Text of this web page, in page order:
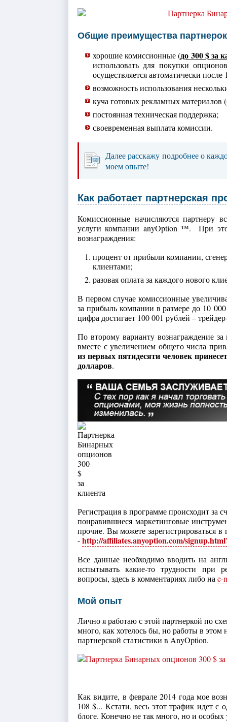
Общие преимущества
хорошие комиссионные (до 300 $ за
использовать для покупки
осуществляется автоматически
возможность использования
куча готовых рекламных
постоянная техническая поддержка;
своевременная выплата комиссии.
Далее расскажу подробнее о
моем опыте!
Как работает партнерская
Комиссионные начисляются партнеру
услуги компании anyOption ™. При
вознаграждения:
процент от прибыли компании,
клиентами;
разовая оплата за каждого нового
В первом случае комиссионные
за прибыль компании в размере до 10
цифра достигает 100 001 рублей –
По второму варианту вознаграждение
вместе с увеличением общего числа
из первых пятидесяти человек
долларов.
Регистрация в программе происходит за
понравившиеся маркетинговые
прочие. Вы можете зарегистрироваться
-http://affiliates.anyoption.com/
Все данные необходимо вводить на
испытывать какие-то трудности при
вопросы, здесь в комментариях либо наe-
Мой опыт
Лично я работаю с этой партнеркой по
много, как хотелось бы, но работы в
партнерской статистики в AnyOption.
Как видите, в феврале 2014 года мое
108 $... Кстати, весь этот трафик идет с
блоге. Конечно не так много, но и